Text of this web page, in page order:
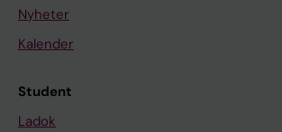
Nyheter
Kalender
Student
Ladok